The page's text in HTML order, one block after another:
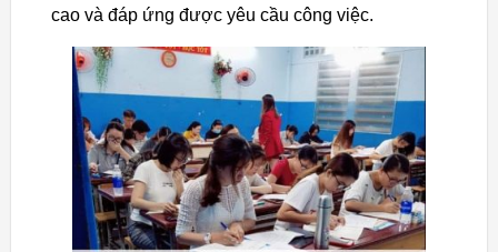
cao và đáp ứng được yêu cầu công việc.